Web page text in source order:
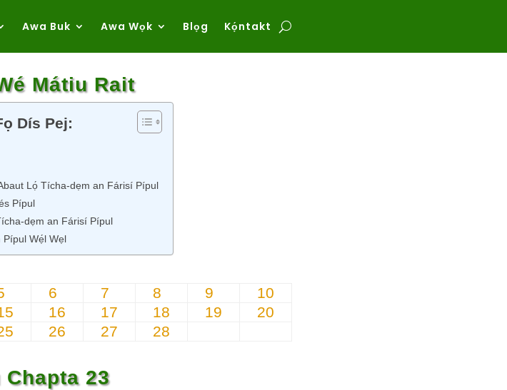
Awa Buk Awa Wọk Blọg Kọ́ntakt
Mátiu Rait
Dís Pej:
Lọ́ Tícha-dẹm an Fárisí Pípul
Pípul
dẹm an Fárisí Pípul
Wẹ́l Wẹl
6 7 8 9
10
16 17 18 19
20
26 27 28
Chapta 23